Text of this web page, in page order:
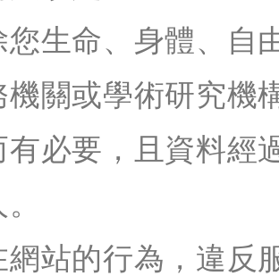
生命、身體、自
關或學術研究機
有必要，且資料經
站的行為，違反